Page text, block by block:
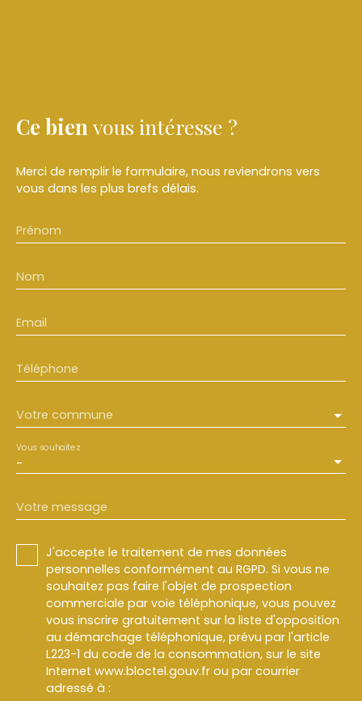
Ce bien vous intéresse ?
Merci de remplir le formulaire, nous reviendrons vers
vous dans les plus brefs délais.
Prénom
Nom
Email
Téléphone
Votre commune
-
Vous souhaitez
Votre message
J'accepte le traitement de mes données
personnelles conformément au RGPD. Si vous ne
souhaitez pas faire l'objet de prospection
commerciale par voie téléphonique, vous pouvez
vous inscrire gratuitement sur la liste d'opposition
au démarchage téléphonique, prévu par l'article
L223-1 du code de la consommation, sur le site
Internet www.bloctel.gouv.fr ou par courrier
adressé à :